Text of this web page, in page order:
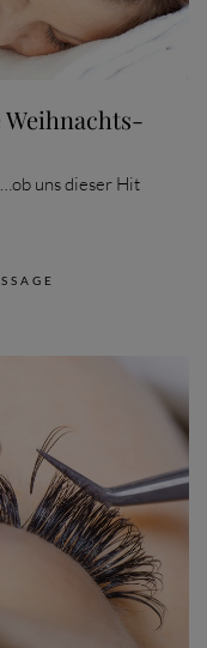
uns dieser Hit